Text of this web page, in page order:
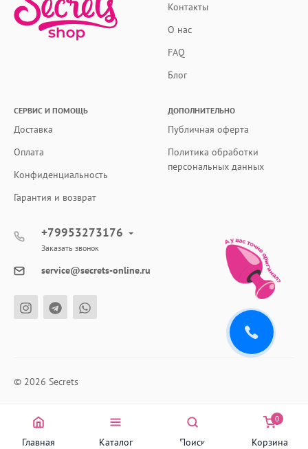
Контакты
О нас
FAQ
Блог
СЕРВИС И ПОМОЩЬ
Доставка
Оплата
Конфиденциальность
Гарантия и возврат
ДОПОЛНИТЕЛЬНО
Публичная оферта
Политика обработки
персональных данных
+79953273176
Заказать звонок
service@secrets-online.ru
© 2026 Secrets
Главная Каталог Поиск
0
Корзина